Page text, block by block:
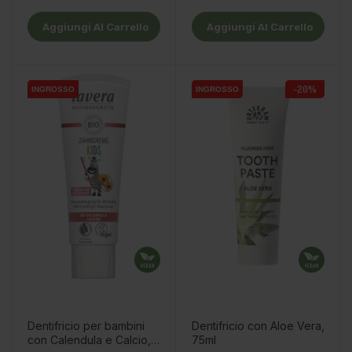
Aggiungi Al Carrello Aggiungi Al Carrello
INGROSSO
INGROSSO
Dentifricio per bambini
con Calendula e Calcio,
INGROSSO
INGROSSO -20%
Dentifricio con Aloe Vera,
75ml